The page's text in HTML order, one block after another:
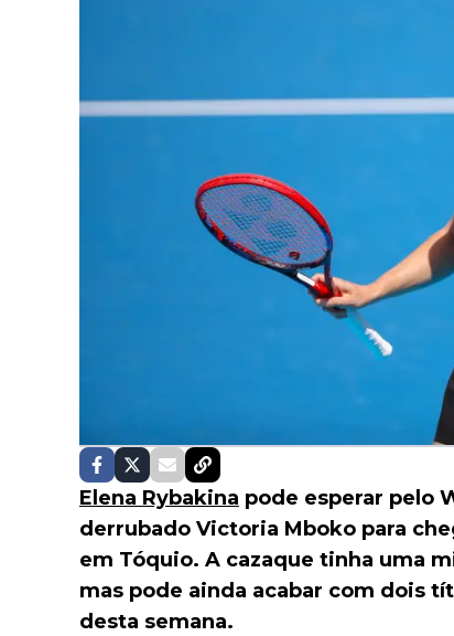
Elena Rybakina pode esperar pelo
derrubado Victoria Mboko para
em Tóquio. A cazaque tinha uma
mas pode ainda acabar com dois
desta semana.